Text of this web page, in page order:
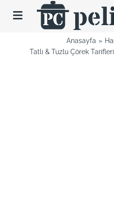
Toggle
Navigation
Anasayfa
Tatlı & Tuzlu Çörek Tarifleri